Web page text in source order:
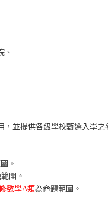
、
，並提供各級學校甄選入學之
。
圍。
數學A類為命題範圍。